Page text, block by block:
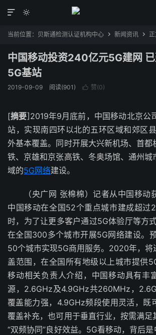


当前位置： 贝斯通检测认证机构中心  新闻资讯 
中国移动投资240亿元5G建网
5G基站
2019-09-09 阅读(901)  赞(0)
[摘要]2019年9月底前，中国移动北京公
站，实现南四环以北的五环区域和郊区
外基本覆盖。同时开展大兴新机场、首都
铁、京雄和京张高铁、冬奥场馆、通州城
域的5G网络建设。
（央广网 张棉棉）记者从中国移动
中国移动在全国52个重点城市建成超过
时，为了让更多客户通过5G体验厅等方
在全国300多个城市开展5G网络建设。
50个城市实现5G商用服务。2020年，将
盖范围，在全国所有地级以上城市提供
移动相关负责人介绍，中国移动具有丰
源，2.6GHz及4.9GHz共260MHz，
覆盖能力强，4.9GHz频段使用灵活，既
覆盖补充，也可用于垂直行业，按需满足
“双频协同”良好效益。5G看移动，背后